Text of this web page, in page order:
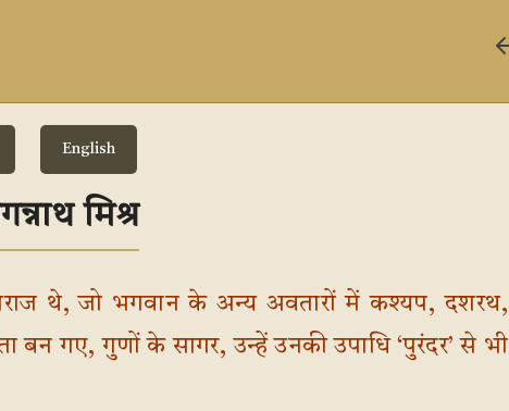
English
मिश्र
थे, जो भगवान के अन्य अवतारों में कश्यप, दशरथ,
बन गए, गुणों के सागर, उन्हें उनकी उपाधि ‘पुरंदर’ से भी